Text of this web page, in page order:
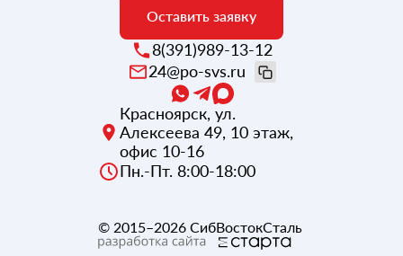
Оставить заявку
8(391)989-13-12
24@po-svs.ru
Красноярск, ул.
Алексеева 49, 10 этаж,
офис 10-16
Пн.-Пт. 8:00-18:00
© 2015–2026 СибВостокСталь